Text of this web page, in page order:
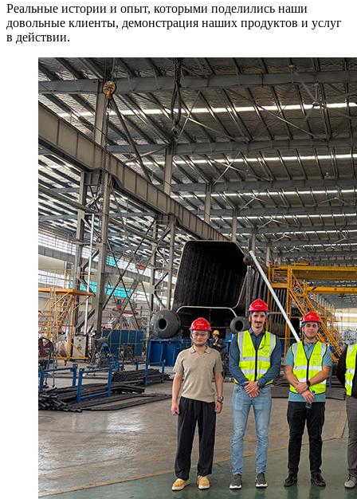
Реальные истории и опыт, которыми поделились наши
довольные клиенты, демонстрация наших продуктов и услуг
в действии.